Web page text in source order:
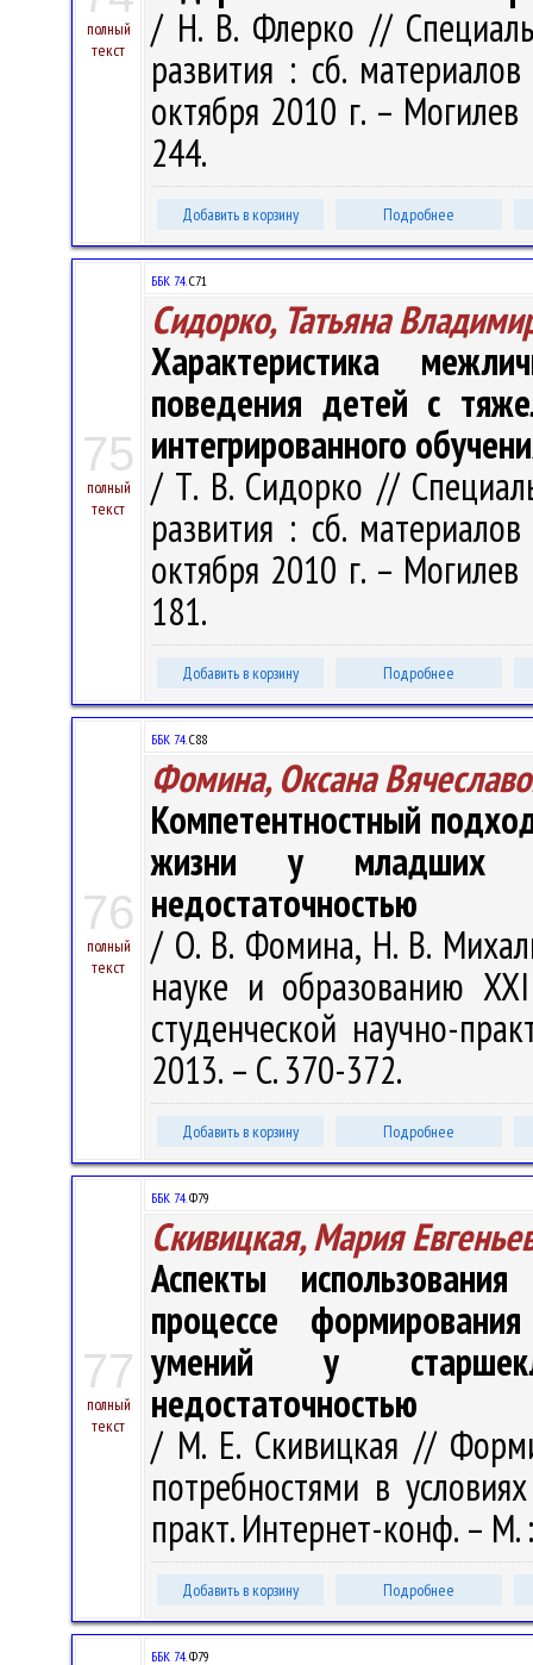
полный
текст
/ Н. В. Флерко //
развития : сб.
октября 2010 г. –
244.
Добавить в корзину Подробнее
75
полный
текст
ББК 74.С71
Сидорко, Татьяна
Характеристика
поведения детей с
интегрированного
/ Т. В. Сидорко //
развития : сб.
октября 2010 г. –
181.
Добавить в корзину Подробнее
76
полный
текст
ББК 74.С88
Фомина, Оксана
Компетентностный
жизни у младших
недостаточностью
/ О. В. Фомина, Н. В.
науке и образованию
студенческой научно-
2013. – С. 370-372.
Добавить в корзину Подробнее
77
полный
текст
ББК 74.Ф79
Скивицкая, Мария
Аспекты
процессе
умений у
недостаточностью
/ М. Е. Скивицкая //
потребностями в
практ. Интернет-конф. – М.
Добавить в корзину Подробнее
ББК 74.Ф79